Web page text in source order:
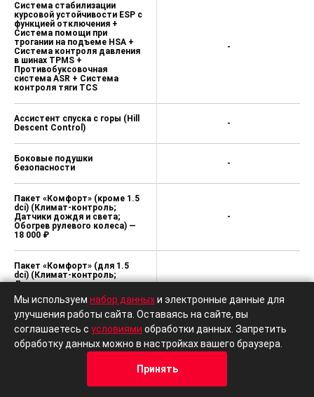
Система стабилизации
курсовой устойчивости ESP с
функцией отключения +
Система помощи при
трогании на подъеме HSA +
Система контроля давления
в шинах TPMS +
Противобуксовочная
система ASR + Система
контроля тяги TCS
Ассистент спуска с горы (Hill
Descent Control)
Боковые подушки
безопасности
Пакет «Комфорт» (кроме 1.5
dci) (Климат-контроль;
Датчики дождя и света;
Обогрев рулевого колеса) —
18 000 ₽
Пакет «Комфорт» (для 1.5
dci) (Климат-контроль;
Датчики дождя и света;
Обогрев рулевого колеса;
Обогрев форсунок
омывателя) — 15 000 ₽
Пакет «Мультимедиа»
(Новая мультимедийная
панели, Bluetooth, кнопкой
-
-
-
-
Мы используем набор данныхи электронные данные для
улучшения работы сайта. Оставаясь на сайте, вы
соглашаетесь с условиями обработки данных. Запретить
обработку данных можно в настройках вашего браузера.
Принять
Отзывы Позвонить Адрес